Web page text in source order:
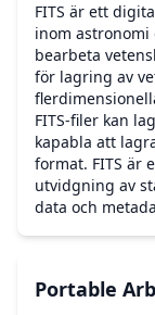
FITS är ett
inom astronomi
bearbeta
för lagring av
FITS-filer kan
kapabla att
format. FITS är
utvidgning av
data och
Portable